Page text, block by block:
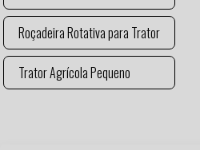
Roçadeira Rotativa para Trator
Trator Agrícola Pequeno